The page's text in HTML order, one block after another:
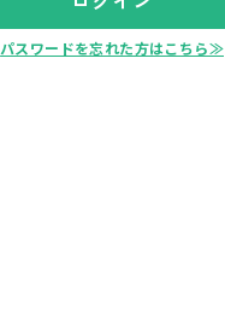
パスワードを忘れた方はこちら≫